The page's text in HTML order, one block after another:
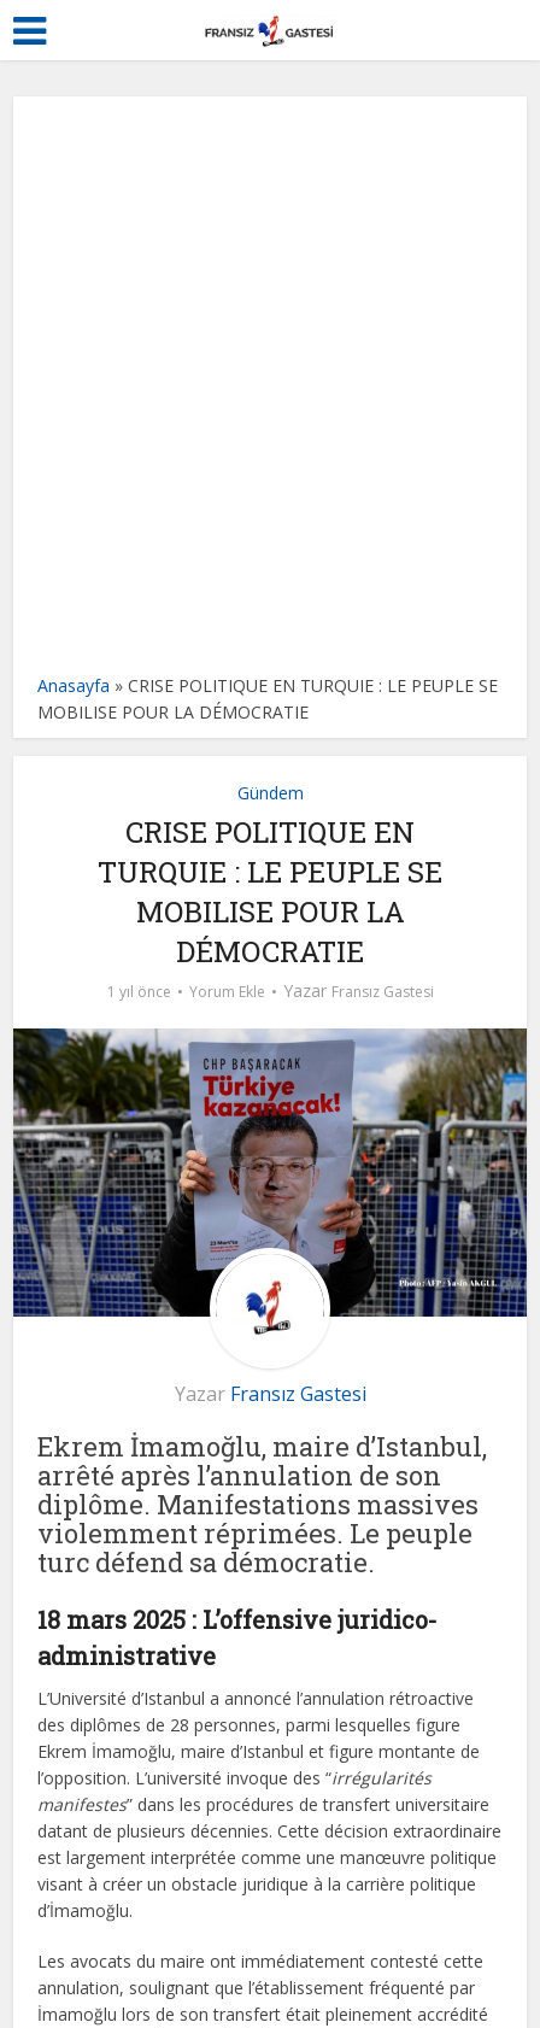
Anasayfa »CRISE POLITIQUE EN TURQUIE : LE PEUPLE SE
MOBILISE POUR LA DÉMOCRATIE
Gündem
CRISE POLITIQUE EN
TURQUIE : LE PEUPLE SE
MOBILISE POUR LA
DÉMOCRATIE
1 yıl önce Yorum Ekle Yazar Fransız Gastesi
Yazar Fransız Gastesi
Ekrem İmamoğlu, maire d’Istanbul,
arrêté après l’annulation de son
diplôme. Manifestations massives
violemment réprimées. Le peuple
turc défend sa démocratie.
18 mars 2025 : L’offensive juridico-
administrative
L’Université d’Istanbul a annoncé l’annulation rétroactive
des diplômes de 28 personnes, parmi lesquelles figure
Ekrem İmamoğlu, maire d’Istanbul et figure montante de
l’opposition. L’université invoque des “irrégularités
manifestes” dans les procédures de transfert universitaire
datant de plusieurs décennies. Cette décision extraordinaire
est largement interprétée comme une manœuvre politique
visant à créer un obstacle juridique à la carrière politique
d’İmamoğlu.
Les avocats du maire ont immédiatement contesté cette
annulation, soulignant que l’établissement fréquenté par
İmamoğlu lors de son transfert était pleinement accrédité